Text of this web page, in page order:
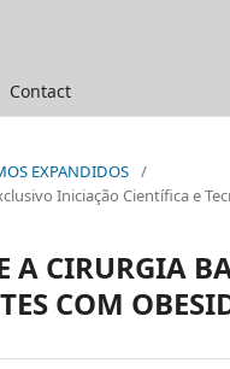
Contact
EXPANDIDOS /
Iniciação Científica e
A CIRURGIA
COM